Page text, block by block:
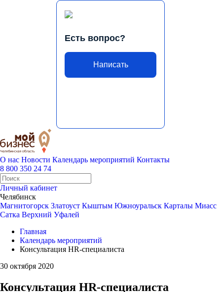
Есть вопрос?
Написать
О нас Новости Календарь мероприятий Контакты
8 800 350 24 74
Личный кабинет
Челябинск
Магнитогорск Златоуст Кыштым Южноуральск Карталы Миасс
Сатка Верхний Уфалей
Главная
Календарь мероприятий
Консультация HR-специалиста
30 октября 2020
Консультация HR-специалиста